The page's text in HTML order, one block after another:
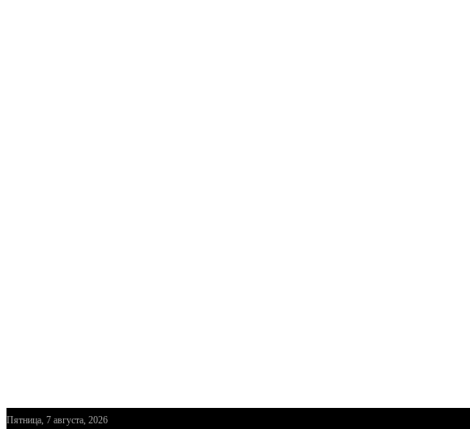
Пятница, 7 августа, 2026